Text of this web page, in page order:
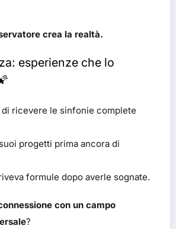
crea la realtà.
esperienze che lo
di ricevere le sinfonie complete
progetti prima ancora di
formule dopo averle sognate.
con un campo
?